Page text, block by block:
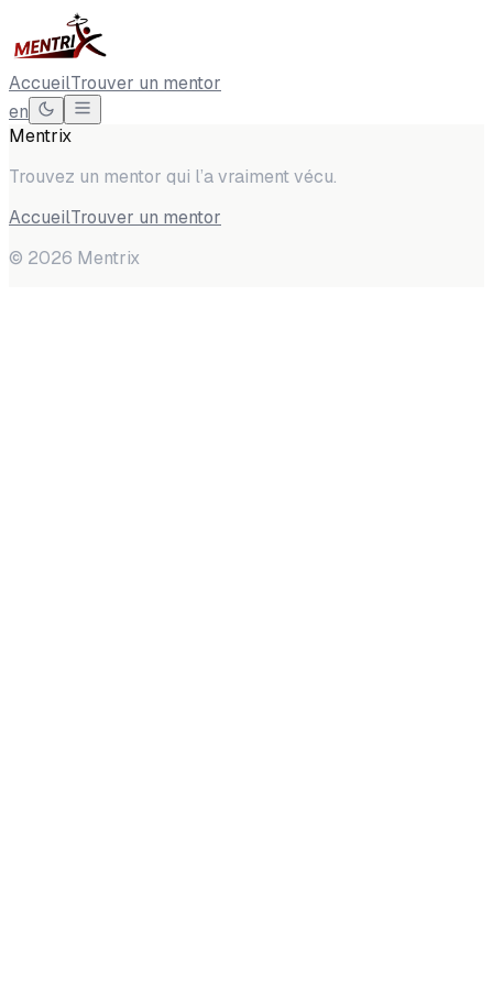
AccueilTrouver un mentor
en
Mentrix
Trouvez un mentor qui l’a vraiment vécu.
AccueilTrouver un mentor
© 2026 Mentrix